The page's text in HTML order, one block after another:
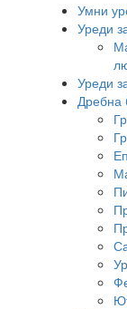
Умни
Уреди
Уреди
Дребна